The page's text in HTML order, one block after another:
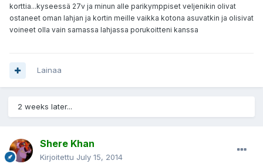
korttia...kyseessä 27v ja minun alle parikymppiset veljenikin olivat
ostaneet oman lahjan ja kortin meille vaikka kotona asuvatkin ja olisivat
voineet olla vain samassa lahjassa porukoitteni kanssa
Lainaa
2 weeks later...
Shere Khan
Kirjoitettu July 15, 2014